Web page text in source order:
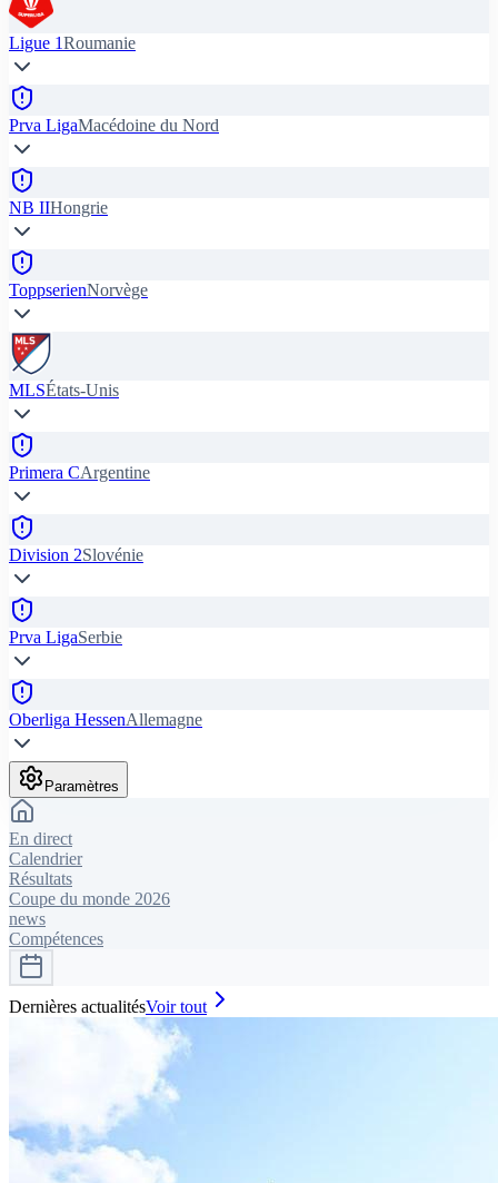
Ligue 1Roumanie
Prva LigaMacédoine du Nord
NB IIHongrie
ToppserienNorvège
MLSÉtats-Unis
Primera CArgentine
Division 2Slovénie
Prva LigaSerbie
Oberliga HessenAllemagne
Paramètres
En direct
Calendrier
Résultats
Coupe du monde 2026
news
Compétences
Dernières actualitésVoir tout